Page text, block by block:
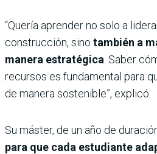
“Quería aprender no solo a
construcción, sino también a
manera estratégica . Saber
recursos es fundamental para
de manera sostenible”, explicó.
Su máster, de un año de
para que cada estudiante